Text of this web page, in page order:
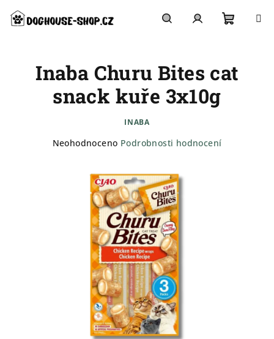
obsah
košík
Inaba Churu Bites cat
snack kuře 3x10g
INABA
Průměrné
hvězdiček.
Neohodnoceno Podrobnosti hodnocení